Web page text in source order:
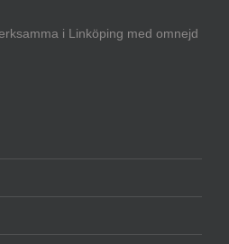
i Linköping med omnejd